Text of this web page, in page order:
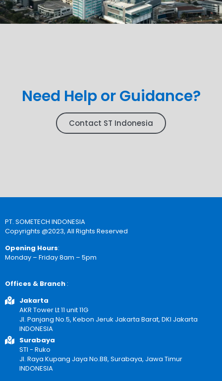
Need Help or Guidance?
Contact ST Indonesia
PT. SOMETECH INDONESIA
Copyrights @2023, All Rights Reserved
Opening Hours:
Monday – Friday 8am – 5pm
Offices & Branch :
Jakarta
AKR Tower Lt 11 unit 11G
Jl. Panjang No.5, Kebon Jeruk Jakarta Barat, DKI Jakarta
INDONESIA
Surabaya
STI - Ruko
Jl. Raya Kupang Jaya No.B8, Surabaya, Jawa Timur
INDONESIA